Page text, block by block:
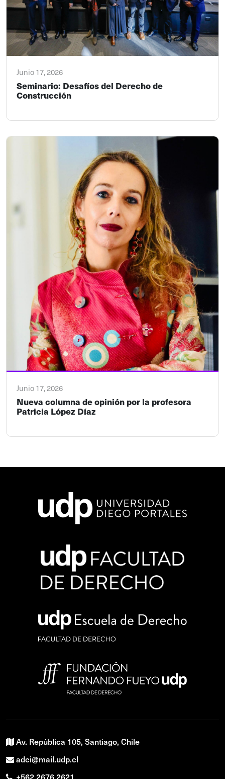
Junio 17, 2026
Seminario: Desafíos del Derecho de
Construcción
Junio 17, 2026
Nueva columna de opinión por la profesora
Patricia López Díaz
Av. República 105, Santiago, Chile
adci@mail.udp.cl
+562 2676 2621